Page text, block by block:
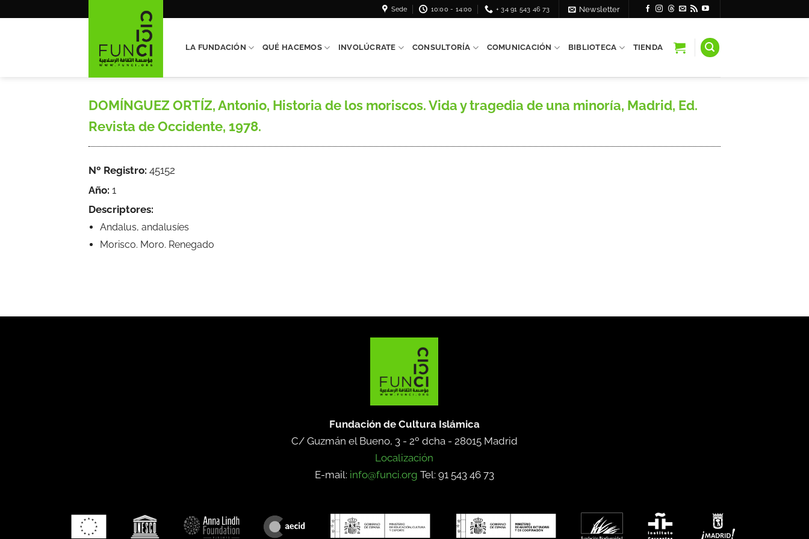
Sede 10:00 - 14:00 + 34 91 543 46 73 Newsletter
LA FUNDACIÓN QUÉ HACEMOS INVOLÚCRATE CONSULTORÍA COMUNICACIÓN BIBLIOTECA TIENDA
DOMÍNGUEZ ORTÍZ, Antonio, Historia de los moriscos. Vida y tragedia de una minoría, Madrid, Ed.
Revista de Occidente, 1978.
Nº Registro: 45152
Año: 1
Descriptores:
Andalus, andalusíes
Morisco. Moro. Renegado
Fundación de Cultura Islámica
C/ Guzmán el Bueno, 3 - 2º dcha - 28015 Madrid
Localización
E-mail: info@funci.org Tel: 91 543 46 73